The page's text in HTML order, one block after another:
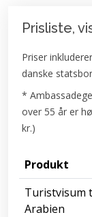
Prisliste,
Priser
danske
*
over 55 år er
kr.)
Produkt
Turistvisum
Arabien